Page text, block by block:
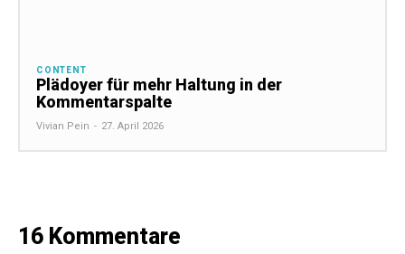
CONTENT
Plädoyer für mehr Haltung in der
Kommentarspalte
Vivian Pein - 27. April 2026
16 Kommentare